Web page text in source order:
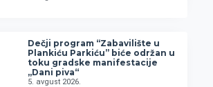
Dečji program “Zabavilište u
Plankiću Parkiću” biće održan u
toku gradske manifestacije
„Dani piva“
5. avgust 2026.